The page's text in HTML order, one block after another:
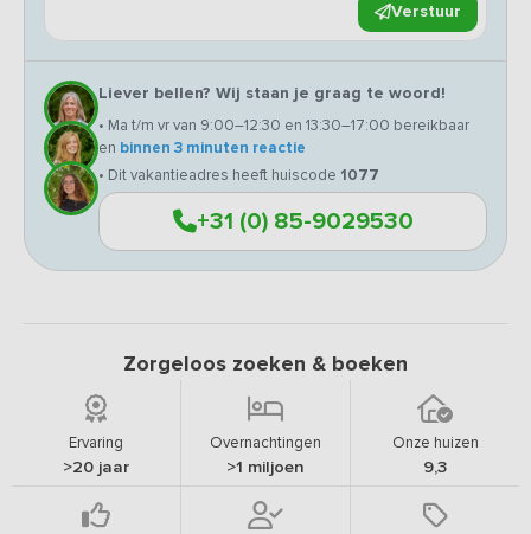
Verstuur
Liever bellen? Wij staan je graag te woord!
• Ma t/m vr van 9:00–12:30 en 13:30–17:00 bereikbaar
en binnen 3 minuten reactie
• Dit vakantieadres heeft huiscode 1077
+31 (0) 85-9029530
Zorgeloos zoeken & boeken
Ervaring
>20 jaar
Overnachtingen
>1 miljoen
Onze huizen
9,3